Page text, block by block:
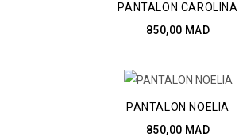
PANTALON CAROLINA
850,00 MAD
PANTALON NOELIA
850,00 MAD